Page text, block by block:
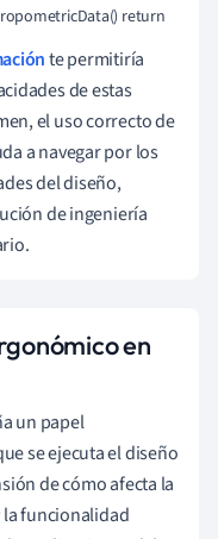
return
te permitiría
de estas
el uso correcto de
a navegar por los
del diseño,
de ingeniería
en
un papel
se ejecuta el diseño
de cómo afecta la
funcionalidad